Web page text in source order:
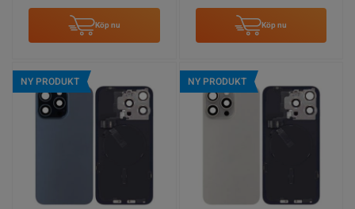
Köp nu Köp nu
NY PRODUKT NY PRODUKT